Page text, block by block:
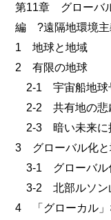
第11章 グローバ
編 ?遠隔地環境主
1 地球と地域
2 有限の地球
2-1 宇宙船地球
2-2 共有地の悲
2-3 暗い未来に
3 グローバル化と
3-1 グローバル
3-2 北部ルソン
4 「グローカル」